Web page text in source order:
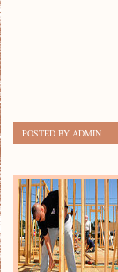
POSTED BY ADMIN